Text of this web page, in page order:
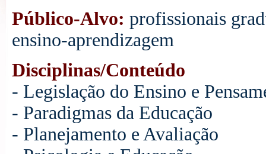
Público-Alvo: profissionais
ensino-aprendizagem
Disciplinas/Conteúdo
- Legislação do Ensino e
- Paradigmas da Educação
- Planejamento e Avaliação